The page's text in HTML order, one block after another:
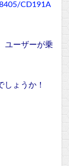
CD191A
ユーザーが乗
ょうか！